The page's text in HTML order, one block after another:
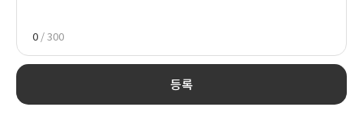
0 / 300
등록